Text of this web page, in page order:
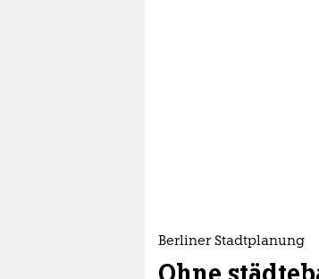
Berliner Stadtplanung